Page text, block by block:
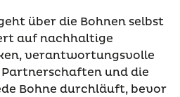
über die Bohnen selbst
auf nachhaltige
verantwortungsvolle
und die
Bohne durchläuft, bevor